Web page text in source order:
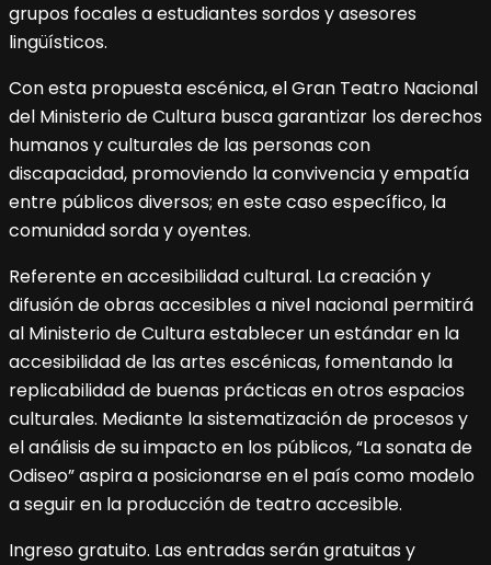
grupos focales a estudiantes sordos y asesores
lingüísticos.
Con esta propuesta escénica, el Gran Teatro Nacional
del Ministerio de Cultura busca garantizar los derechos
humanos y culturales de las personas con
discapacidad, promoviendo la convivencia y empatía
entre públicos diversos; en este caso específico, la
comunidad sorda y oyentes.
Referente en accesibilidad cultural. La creación y
difusión de obras accesibles a nivel nacional permitirá
al Ministerio de Cultura establecer un estándar en la
accesibilidad de las artes escénicas, fomentando la
replicabilidad de buenas prácticas en otros espacios
culturales. Mediante la sistematización de procesos y
el análisis de su impacto en los públicos, “La sonata de
Odiseo” aspira a posicionarse en el país como modelo
a seguir en la producción de teatro accesible.
Ingreso gratuito. Las entradas serán gratuitas y